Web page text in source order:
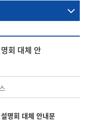
회 대체 안
명회 대체 안내문